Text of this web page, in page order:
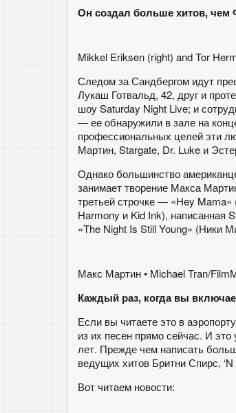
Он создал больше хитов,
Mikkel Eriksen (right) and Tor
Следом за Сандбергом идут
Лукаш Готвальд, 42, друг и
шоу Saturday Night Live; и
— ее обнаружили в зале на
профессиональных целей эти
Мартин, Stargate, Dr. Luke и
Однако большинство
занимает творение Макса
третьей строчке — «Hey
Harmony и Kid Ink), написанная
«The Night Is Still Young» (Ники
Макс Мартин • Michael Tran/
Каждый раз, когда вы
Если вы читаете это в
из их песен прямо сейчас. И
лет. Прежде чем написать
ведущих хитов Бритни Спирс,
Вот читаем новости: